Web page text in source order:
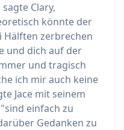
Clary,
könnte der
Hälften zerbrechen
und dich auf der
und tragisch
ich mir auch keine
Jace mit seinem
einfach zu
Gedanken zu